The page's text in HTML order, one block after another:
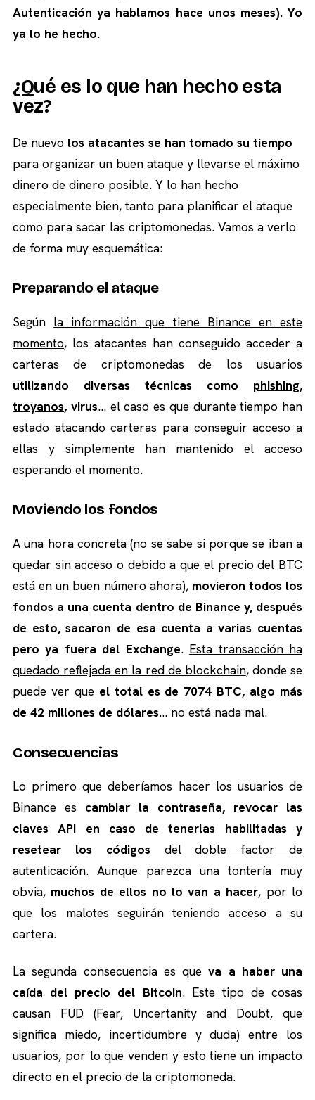
Autenticación ya hablamos hace unos meses). Yo
ya lo he hecho.
¿Qué es lo que han hecho esta
vez?
De nuevo los atacantes se han tomado su tiempo
para organizar un buen ataque y llevarse el máximo
dinero de dinero posible. Y lo han hecho
especialmente bien, tanto para planificar el ataque
como para sacar las criptomonedas. Vamos a verlo
de forma muy esquemática:
Preparando el ataque
Según la información que tiene Binance en este
momento, los atacantes han conseguido acceder a
carteras de criptomonedas de los usuarios
utilizando diversas técnicas como phishing,
troyanos, virus… el caso es que durante tiempo han
estado atacando carteras para conseguir acceso a
ellas y simplemente han mantenido el acceso
esperando el momento.
Moviendo los fondos
A una hora concreta (no se sabe si porque se iban a
quedar sin acceso o debido a que el precio del BTC
está en un buen número ahora), movieron todos los
fondos a una cuenta dentro de Binance y, después
de esto, sacaron de esa cuenta a varias cuentas
pero ya fuera del Exchange. Esta transacción ha
quedado reflejada en la red de blockchain, donde se
puede ver que el total es de 7074 BTC, algo más
de 42 millones de dólares… no está nada mal.
Consecuencias
Lo primero que deberíamos hacer los usuarios de
Binance es cambiar la contraseña, revocar las
claves API en caso de tenerlas habilitadas y
resetear los códigosdeldoble factor de
autenticación. Aunque parezca una tontería muy
obvia, muchos de ellos no lo van a hacer, por lo
que los malotes seguirán teniendo acceso a su
cartera.
La segunda consecuencia es queva a haber una
caída del precio del Bitcoin. Este tipo de cosas
causan FUD (Fear, Uncertanity and Doubt, que
significa miedo, incertidumbre y duda) entre los
usuarios, por lo que venden y esto tiene un impacto
directo en el precio de la criptomoneda.